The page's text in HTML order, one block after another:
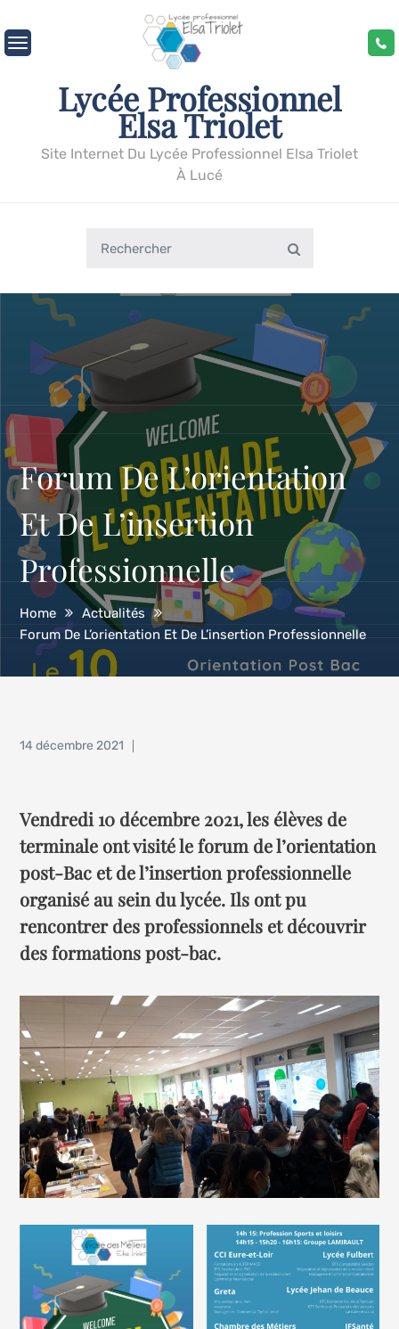
to
content
Lycée Professionnel
Elsa Triolet
Site Internet Du Lycée Professionnel Elsa Triolet
À Lucé
for:
Search
Forum De L’orientation
Et De L’insertion
Professionnelle
Home
Actualités
Forum De L’orientation Et De L’insertion Professionnelle
Posted
14 décembre 2021
Vendredi 10 décembre 2021, les élèves de
terminale ont visité le forum de l’orientation
post-Bac et de l’insertion professionnelle
organisé au sein du lycée. Ils ont pu
rencontrer des professionnels et découvrir
des formations post-bac.